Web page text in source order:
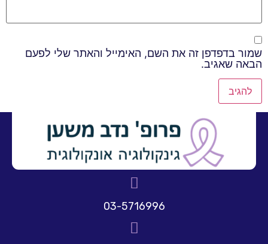
שמור בדפדפן זה את השם, האימייל והאתר שלי לפעם
הבאה שאגיב.
03-5716996